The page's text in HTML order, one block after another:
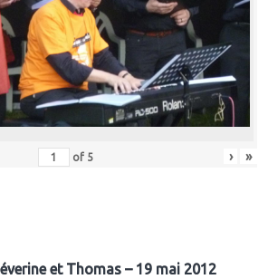
of 5 › »
et Thomas – 19 mai 2012